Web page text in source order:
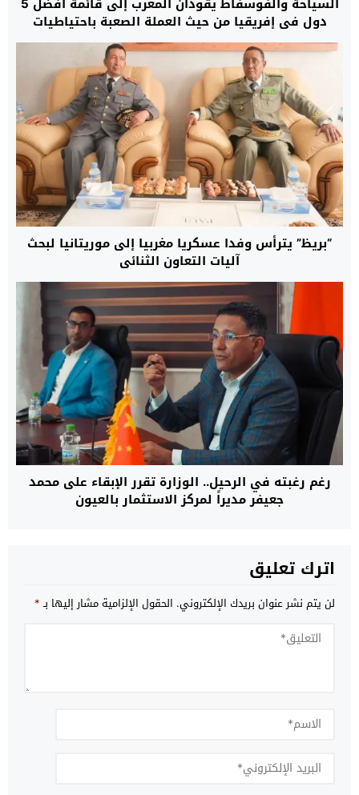
دول في إفريقيا من حيث العملة الصعبة باحتياطيات
قياسية بلغت 48,6 مليار دولار
“بريظ” يترأس وفدا عسكريا مغربيا إلى موريتانيا لبحث
آليات التعاون الثنائي
رغم رغبته في الرحيل.. الوزارة تقرر الإبقاء على محمد
جعيفر مديراً لمركز الاستثمار بالعيون
اترك تعليق
لن يتم نشر عنوان بريدك الإلكتروني. الحقول الإلزامية مشار إليها بـ*